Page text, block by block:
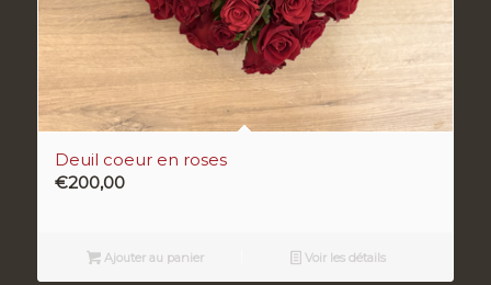
Deuil coeur en roses
€200,00
Ajouter au panier Voir les détails